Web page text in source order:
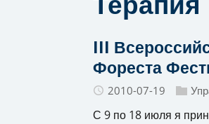
III
Фореста
2010-07-19
С 9 по 18 июля я